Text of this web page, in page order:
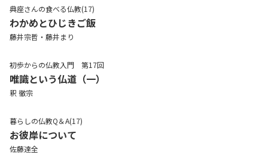
典座さんの食べる仏教(17)
わかめとひじきご飯
藤井宗哲・藤井まり
初歩からの仏教入門 第17回
唯識という仏道（一）
釈 徹宗
暮らしの仏教Q＆A(17)
お彼岸について
佐藤達全